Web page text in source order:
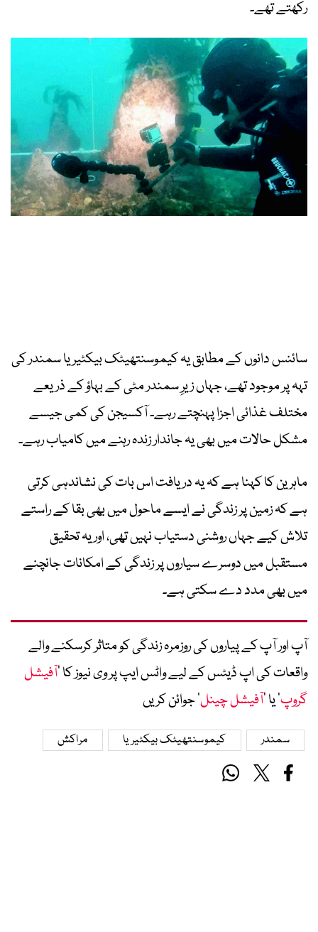
رکھتے تھے۔
سائنس دانوں کے مطابق یہ کیموسنتھیٹک بیکٹیریا سمندر کی
تہہ پر موجود تھے، جہاں زیرِ سمندر مٹی کے بہاؤ کے ذریعے
مختلف غذائی اجزا پہنچتے رہے۔ آکسیجن کی کمی جیسے
مشکل حالات میں بھی یہ جاندار زندہ رہنے میں کامیاب رہے۔
ماہرین کا کہنا ہے کہ یہ دریافت اس بات کی نشاندہی کرتی
ہے کہ زمین پر زندگی نے ایسے ماحول میں بھی بقا کے راستے
تلاش کیے جہاں روشنی دستیاب نہیں تھی، اور یہ تحقیق
مستقبل میں دوسرے سیاروں پر زندگی کے امکانات جانچنے
میں بھی مدد دے سکتی ہے۔
آپ اور آپ کے پیاروں کی روزمرہ زندگی کو متاثر کرسکنے والے
واقعات کی اپ ڈیٹس کے لیے واٹس ایپ پر وی نیوز کا ’آفیشل
گروپ‘ یا ’آفیشل چینل‘ جوائن کریں
سمندر کیموسنتھیٹک بیکٹیریا مراکش